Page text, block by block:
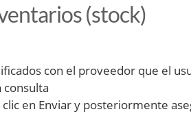
(stock)
con el proveedor que el
consulta
en Enviar y posteriormente